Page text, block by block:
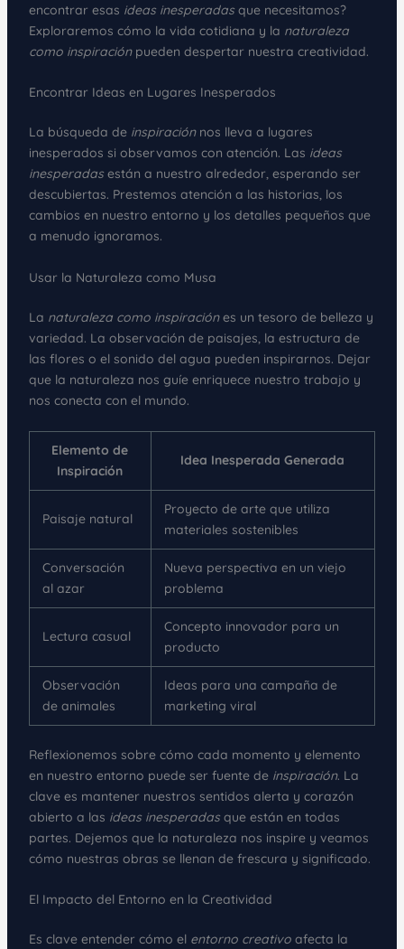
encontrar esas ideas inesperadasque necesitamos?
Exploraremos cómo la vida cotidiana y la naturaleza
como inspiraciónpueden despertar nuestra creatividad.
Encontrar Ideas en Lugares Inesperados
La búsqueda de inspiraciónnos lleva a lugares
inesperados si observamos con atención. Las ideas
inesperadasestán a nuestro alrededor, esperando ser
descubiertas. Prestemos atención a las historias, los
cambios en nuestro entorno y los detalles pequeños que
a menudo ignoramos.
Usar la Naturaleza como Musa
La naturaleza como inspiraciónes un tesoro de belleza y
variedad. La observación de paisajes, la estructura de
las flores o el sonido del agua pueden inspirarnos. Dejar
que la naturaleza nos guíe enriquece nuestro trabajo y
nos conecta con el mundo.
Elemento de
Inspiración
Idea Inesperada Generada
Paisaje natural
Proyecto de arte que utiliza
materiales sostenibles
Conversación
al azar
Nueva perspectiva en un viejo
problema
Lectura casual
Concepto innovador para un
producto
Observación
de animales
Ideas para una campaña de
marketing viral
Reflexionemos sobre cómo cada momento y elemento
en nuestro entorno puede ser fuente de inspiración. La
clave es mantener nuestros sentidos alerta y corazón
abierto a las ideas inesperadasque están en todas
partes. Dejemos que la naturaleza nos inspire y veamos
cómo nuestras obras se llenan de frescura y significado.
El Impacto del Entorno en la Creatividad
Es clave entender cómo el entorno creativoafecta la